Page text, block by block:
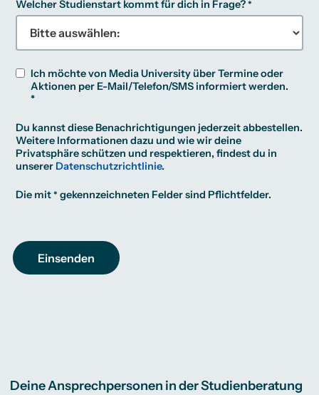
Welcher Studienstart kommt für dich in Frage?
Ich möchte von Media University über Termine oder
Aktionen per E-Mail/Telefon/SMS informiert werden.
*
Du kannst diese Benachrichtigungen jederzeit abbestellen.
Weitere Informationen dazu und wie wir deine
Privatsphäre schützen und respektieren, findest du in
unsererDatenschutzrichtlinie.
Die mit gekennzeichneten Felder sind Pflichtfelder.
Deine Ansprechpersonen in der Studienberatung